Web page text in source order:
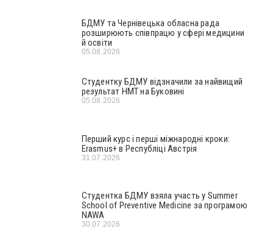
БДМУ та Чернівецька обласна рада
розширюють співпрацю у сфері медицини
й освіти
05.08.2026
Студентку БДМУ відзначили за найвищий
результат НМТ на Буковині
05.08.2026
Перший курс і перші міжнародні кроки:
Erasmus+ в Республіці Австрія
31.07.2026
Студентка БДМУ взяла участь у Summer
School of Preventive Medicine за програмою
NAWA
30.07.2026